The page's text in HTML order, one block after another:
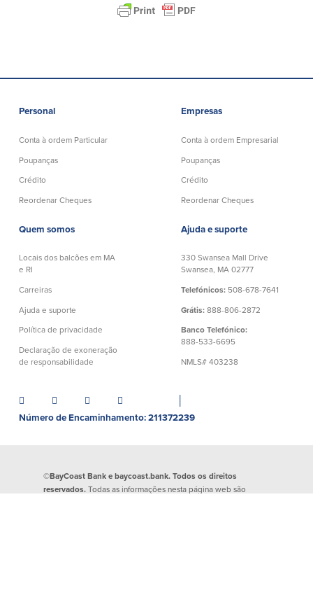
Personal
Conta à ordem Particular
Poupanças
Crédito
Reordenar Cheques
Empresas
Conta à ordem Empresarial
Poupanças
Crédito
Reordenar Cheques
Quem somos
Locais dos balcões em MA
e RI
Carreiras
Ajuda e suporte
Política de privacidade
Declaração de exoneração
de responsabilidade
Ajuda e suporte
330 Swansea Mall Drive
Swansea, MA 02777
Telefónicos: 508-678-7641
Grátis: 888-806-2872
Banco Telefónico:
888-533-6695
NMLS# 403238
Número de Encaminhamento: 211372239
©BayCoast Bank e baycoast.bank. Todos os direitos
reservados. Todas as informações nesta página web são